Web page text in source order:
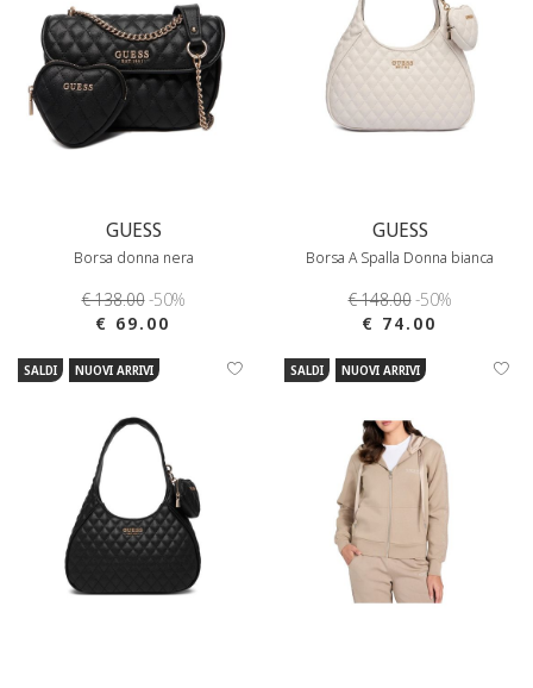
GUESS
Borsa donna nera
€ 138.00-50%
€ 69.00
GUESS
Borsa A Spalla Donna bianca
€ 148.00-50%
€ 74.00
SALDI NUOVI ARRIVI SALDI NUOVI ARRIVI